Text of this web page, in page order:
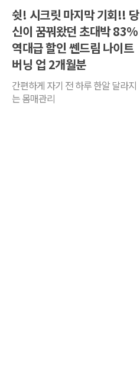
쉿! 시크릿 마지막 기회!! 당
신이 꿈꿔왔던 초대박 83%
역대급 할인 쎈드림 나이트
버닝 업 2개월분
간편하게 자기 전 하루 한알 달라지
는 몸매관리